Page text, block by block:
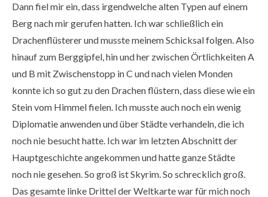
Dann fiel mir ein, dass irgendwelche alten Typen auf einem
Berg nach mir gerufen hatten. Ich war schließlich ein
Drachenflüsterer und musste meinem Schicksal folgen. Also
hinauf zum Berggipfel, hin und her zwischen Örtlichkeiten A
und B mit Zwischenstopp in C und nach vielen Monden
konnte ich so gut zu den Drachen flüstern, dass diese wie ein
Stein vom Himmel fielen. Ich musste auch noch ein wenig
Diplomatie anwenden und über Städte verhandeln, die ich
noch nie besucht hatte. Ich war im letzten Abschnitt der
Hauptgeschichte angekommen und hatte ganze Städte
noch nie gesehen. So groß ist Skyrim. So schrecklich groß.
Das gesamte linke Drittel der Weltkarte war für mich noch